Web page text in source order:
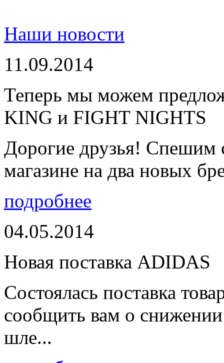
Наши новости
11.09.2014
Теперь мы можем
KING и FIGHT NIGHTS
Дорогие друзья! Спешим
магазине на два новых
подробнее
04.05.2014
Новая поставка ADIDAS
Состоялась поставка
сообщить вам о
шле...